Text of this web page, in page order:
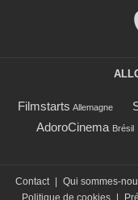
Filmstarts Allemagne
AdoroCinema Brésil
Contact Qui sommes-
Politique de cookies